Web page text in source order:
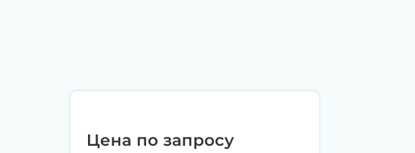
Цена по запросу